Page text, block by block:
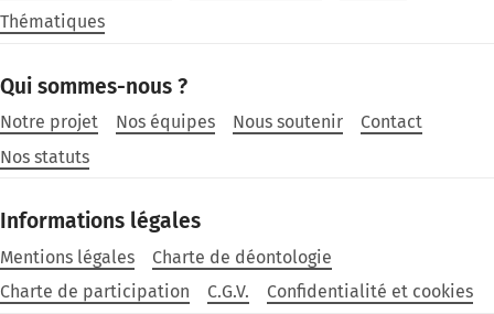
Thématiques
Qui sommes-nous ?
Notre projet Nos équipes Nous soutenir
Contact
Nos statuts
Informations légales
Mentions légales
Charte de déontologie
Charte de participation
C.G.V. Confidentialité et cookies